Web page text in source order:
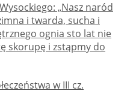
„Nasz naród
i twarda, sucha i
ognia sto lat nie
skorupę i zstąpmy do
w III cz.